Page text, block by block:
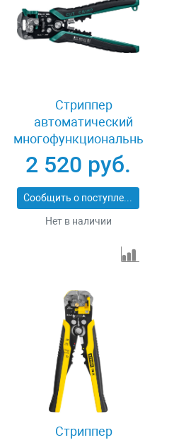
Стриппер
автоматический
многофункциональный
0.05-10 кв.мм Kraftool
22639
2 520 руб.
Сообщить о поступлении
Нет в наличии
Стриппер